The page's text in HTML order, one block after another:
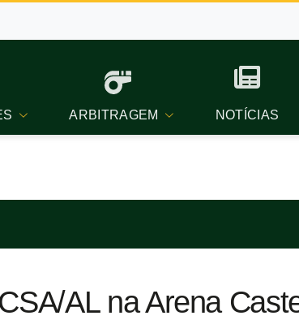
ARBITRAGEM NOTÍCIAS
AL na Arena